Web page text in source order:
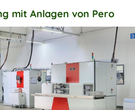
mit Anlagen von Pero